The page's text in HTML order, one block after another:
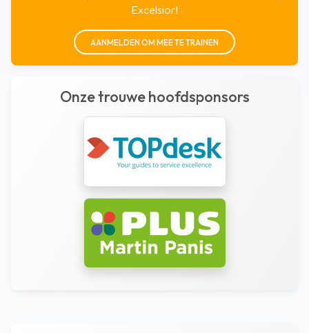
Excelsior!
AANMELDEN OM MEE TE TRAINEN
Onze trouwe hoofdsponsors